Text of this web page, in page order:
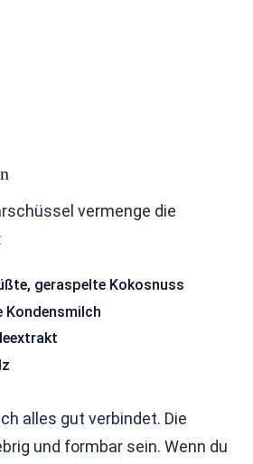
vermenge die
geraspelte Kokosnuss
Kondensmilch
alles gut verbindet. Die
und formbar sein. Wenn du